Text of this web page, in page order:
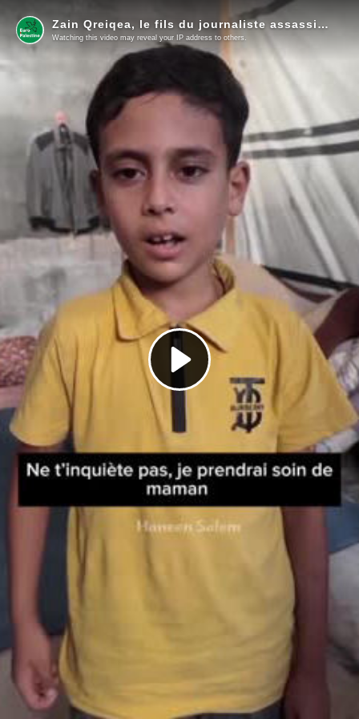
Play
Video
Zain Qreiqea, le fils du journaliste assassiné d'Al-Jazeera, Mohammed Qreiqea, fait ses derniers adieux à son père.
Watching this video may reveal your IP address to others.